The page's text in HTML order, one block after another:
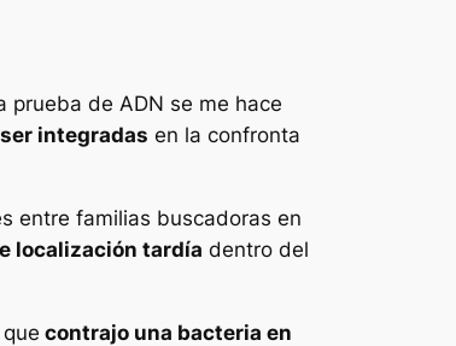
prueba de ADN se me hace
integradas en la confronta
entre familias buscadoras en
localización tardía dentro del
contrajo una bacteria en